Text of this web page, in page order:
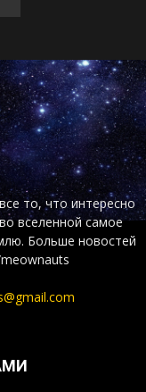
то, что интересно
вселенной самое
Больше новостей